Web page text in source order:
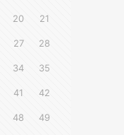
20 21
27 28
34 35
41 42
48 49